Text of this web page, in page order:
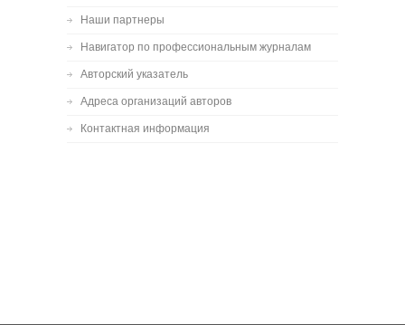
Наши партнеры
Навигатор по профессиональным журналам
Авторский указатель
Адреса организаций авторов
Контактная информация